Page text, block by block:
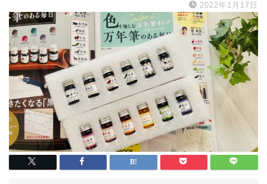
2022年1月17日